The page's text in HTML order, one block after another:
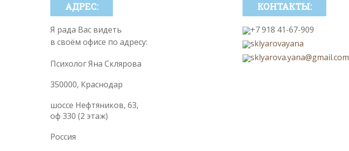
АДРЕС:
Я рада Вас видеть
в своём офисе по адресу:
Психолог Яна Склярова
350000, Краснодар
шоссе Нефтяников, 63,
оф 330 (2 этаж)
Россия
КОНТАКТЫ:
+7 918 41-67-909
sklyarovayana
sklyarova.yana@gmail.com